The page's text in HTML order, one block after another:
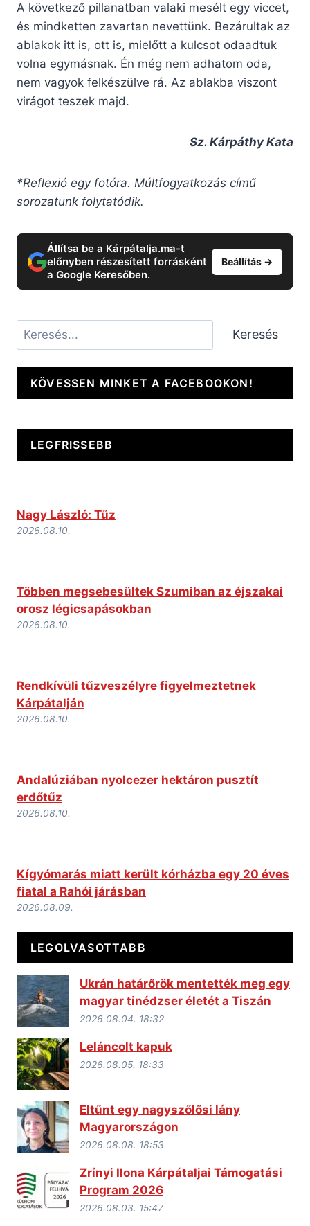
A következő pillanatban valaki mesélt egy viccet,
és mindketten zavartan nevettünk. Bezárultak az
ablakok itt is, ott is, mielőtt a kulcsot odaadtuk
volna egymásnak. Én még nem adhatom oda,
nem vagyok felkészülve rá. Az ablakba viszont
virágot teszek majd.
Sz. Kárpáthy Kata
*Reflexió egy fotóra. Múltfogyatkozás című
sorozatunk folytatódik.
Állítsa be a Kárpátalja.ma-t
előnyben részesített forrásként
a Google Keresőben.
Beállítás →
Keresés Keresés
KÖVESSEN MINKET A FACEBOOKON!
LEGFRISSEBB
Nagy László: Tűz
2026.08.10.
Többen megsebesültek Szumiban az éjszakai
orosz légicsapásokban
2026.08.10.
Rendkívüli tűzveszélyre figyelmeztetnek
Kárpátalján
2026.08.10.
Andalúziában nyolcezer hektáron pusztít
erdőtűz
2026.08.10.
Kígyómarás miatt került kórházba egy 20 éves
fiatal a Rahói járásban
2026.08.09.
LEGOLVASOTTABB
Ukrán határőrök mentették meg egy
magyar tinédzser életét a Tiszán
2026.08.04. 18:32
Leláncolt kapuk
2026.08.05. 18:33
Eltűnt egy nagyszőlősi lány
Magyarországon
2026.08.08. 18:53
Zrínyi Ilona Kárpátaljai Támogatási
Program 2026
2026.08.03. 15:47